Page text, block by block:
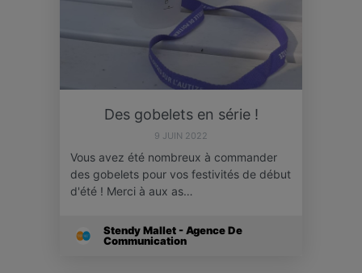
Des gobelets en série !
9 JUIN 2022
Vous avez été nombreux à commander
des gobelets pour vos festivités de début
d'été ! Merci à aux as…
Stendy Mallet - Agence De
Communication